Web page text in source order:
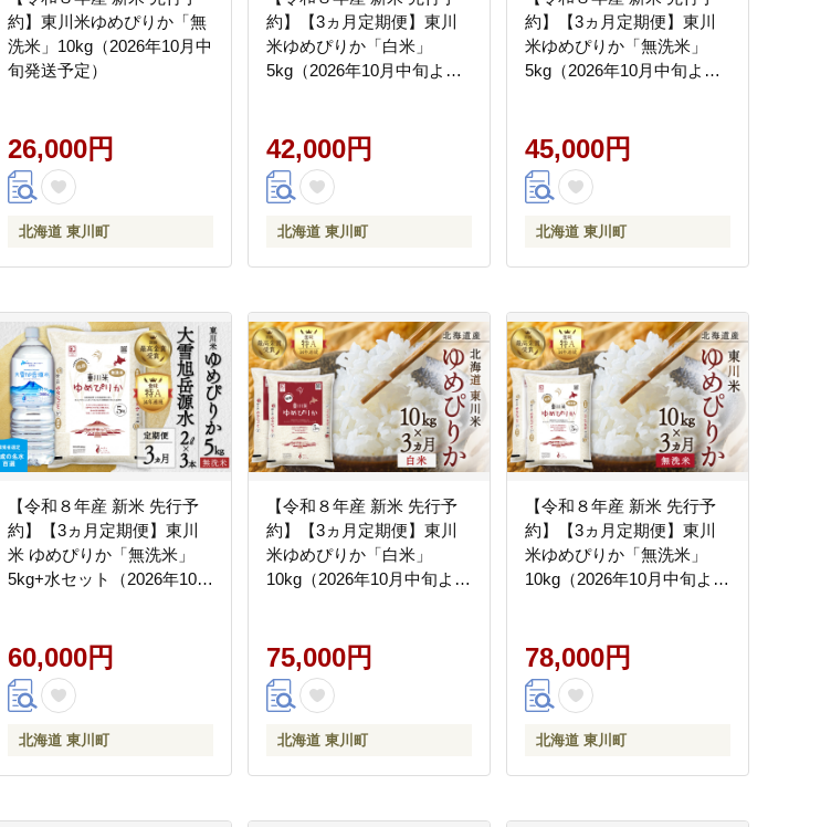
約】東川米ゆめぴりか「無
洗米」10kg（2026年10月中
旬発送予定）
26,000円
北海道 東川町
約】【3ヵ月定期便】東川
米ゆめぴりか「白米」
5kg（2026年10月中旬より
42,000円
北海道 東川町
約】【3ヵ月定期便】東川
米ゆめぴりか「無洗米」
5kg（2026年10月中旬より
45,000円
北海道 東川町
【令和８年産 新米 先行予
約】【3ヵ月定期便】東川
米 ゆめぴりか「無洗米」
5kg+水セット（2026年10月
60,000円
北海道 東川町
【令和８年産 新米 先行予
約】【3ヵ月定期便】東川
米ゆめぴりか「白米」
10kg（2026年10月中旬より
75,000円
北海道 東川町
【令和８年産 新米 先行予
約】【3ヵ月定期便】東川
米ゆめぴりか「無洗米」
10kg（2026年10月中旬より
78,000円
北海道 東川町